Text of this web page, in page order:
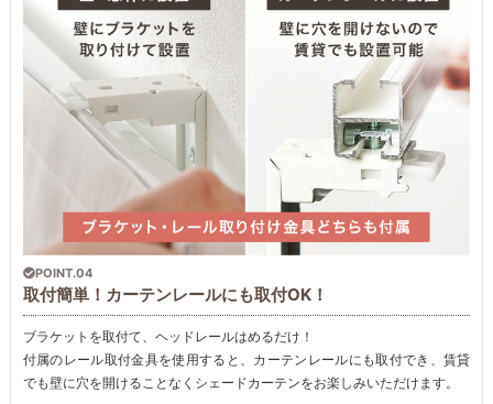
POINT.04
取付簡単！カーテンレールにも取付OK！
ブラケットを取付て、ヘッドレールはめるだけ！
付属のレール取付金具を使用すると、カーテンレールにも取付でき、賃貸
でも壁に穴を開けることなくシェードカーテンをお楽しみいただけます。